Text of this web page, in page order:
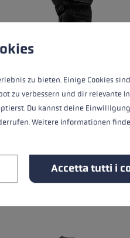
€
media di 4.67 su 5
zu bieten. Einige Cookies
zu verbessern und dir relevante
Du kannst deine
Weitere Informationen
Accetta tutti i